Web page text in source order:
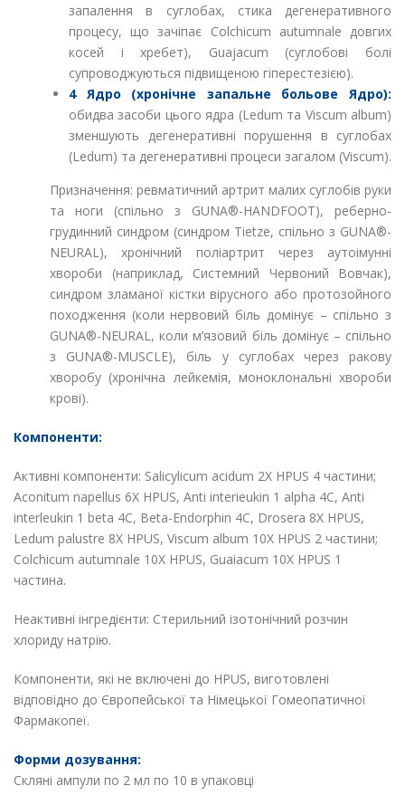
запалення в суглобах, стика дегенеративного
процесу, що зачіпає Colchicum autumnale довгих
косей і хребет), Guajacum (суглобові болі
супроводжуються підвищеною гіперестезією).
4 Ядро (хронічне запальне больове Ядро):
обидва засоби цього ядра (Ledum та Viscum album)
зменшують дегенеративні порушення в суглобах
(Ledum) та дегенеративні процеси загалом (Viscum).
Призначення: ревматичний артрит малих суглобів руки
та ноги (спільно з GUNA®-HANDFOOT), реберно-
грудинний синдром (синдром Tietze, спільно з GUNA®-
NEURAL), хронічний поліартрит через аутоімунні
хвороби (наприклад, Системний Червоний Вовчак),
синдром зламаної кістки вірусного або протозойного
походження (коли нервовий біль домінує – спільно з
GUNA®-NEURAL, коли м’язовий біль домінує – спільно
з GUNA®-MUSCLE), біль у суглобах через ракову
хворобу (хронічна лейкемія, моноклональні хвороби
крові).
Компоненти:
Активні компоненти: Salicylicum acidum 2X HPUS 4 частини;
Aconitum napellus 6X HPUS, Anti interieukin 1 alpha 4C, Anti
interleukin 1 beta 4C, Beta-Endorphin 4C, Drosera 8X HPUS,
Ledum palustre 8X HPUS, Viscum album 10X HPUS 2 частини;
Colchicum autumnale 10X HPUS, Guaiacum 10X HPUS 1
частина.
Неактивні інгредієнти: Стерильний ізотонічний розчин
хлориду натрію.
Компоненти, які не включені до HPUS, виготовлені
відповідно до Європейської та Німецької Гомеопатичної
Фармакопеї.
Форми дозування:
Скляні ампули по 2 мл по 10 в упаковці